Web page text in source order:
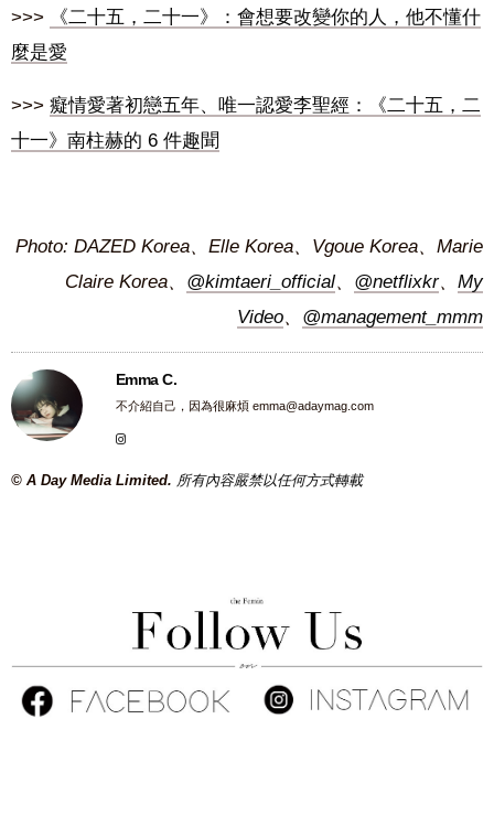
>>>
《二十五，二十一》：會想要改變你的人，他不懂什
麼是愛
>>> 癡情愛著初戀五年、唯一認愛李聖經：《二十五，二
十一》南柱赫的 6 件趣聞
Photo: DAZED Korea、Elle Korea、Vgoue Korea、Marie
Claire Korea、 @kimtaeri_official、 @netflixkr、 My
Video、 @management_mmm
Emma C.
不介紹自己，因為很麻煩 emma@adaymag.com
© A Day Media Limited. 所有內容嚴禁以任何方式轉載